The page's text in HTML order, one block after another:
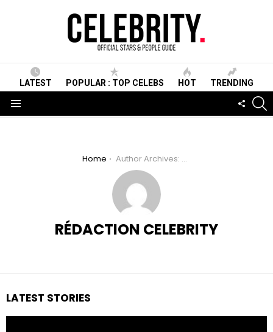
LATEST POPULAR : TOP CELEBS HOT TRENDING
Home Author Archives: Rédaction Celebrity
RÉDACTION CELEBRITY
LATEST STORIES